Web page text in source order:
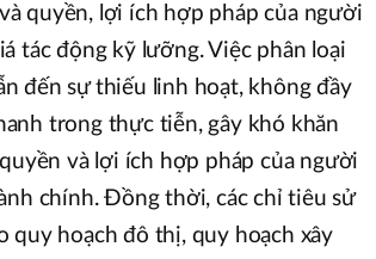
quyền, lợi ích hợp pháp của người
tác động kỹ lưỡng. Việc phân loại
đến sự thiếu linh hoạt, không đầy
trong thực tiễn, gây khó khăn
và lợi ích hợp pháp của người
chính. Đồng thời, các chỉ tiêu sử
quy hoạch đô thị, quy hoạch xây